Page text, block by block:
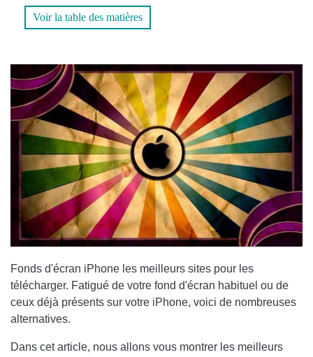
WALLPAPER.SC
Voir la table des matières
Fonds d'écran iPhone les meilleurs sites pour les
télécharger. Fatigué de votre fond d'écran habituel ou de
ceux déjà présents sur votre iPhone, voici de nombreuses
alternatives.
Dans cet article, nous allons vous montrer les meilleurs